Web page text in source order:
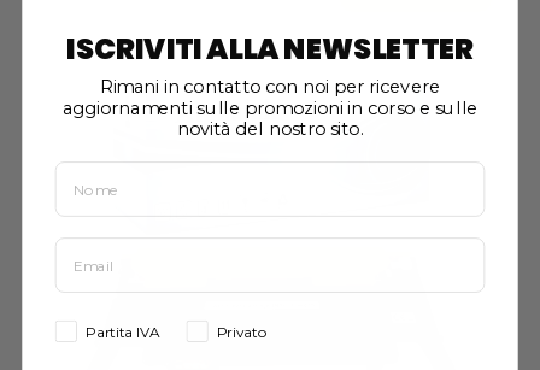
ISCRIVITI ALLA NEWSLETTER
Rimani in contatto con noi per ricevere
aggiornamenti sulle promozioni in corso e sulle
novità del nostro sito.
Partita IVA Privato